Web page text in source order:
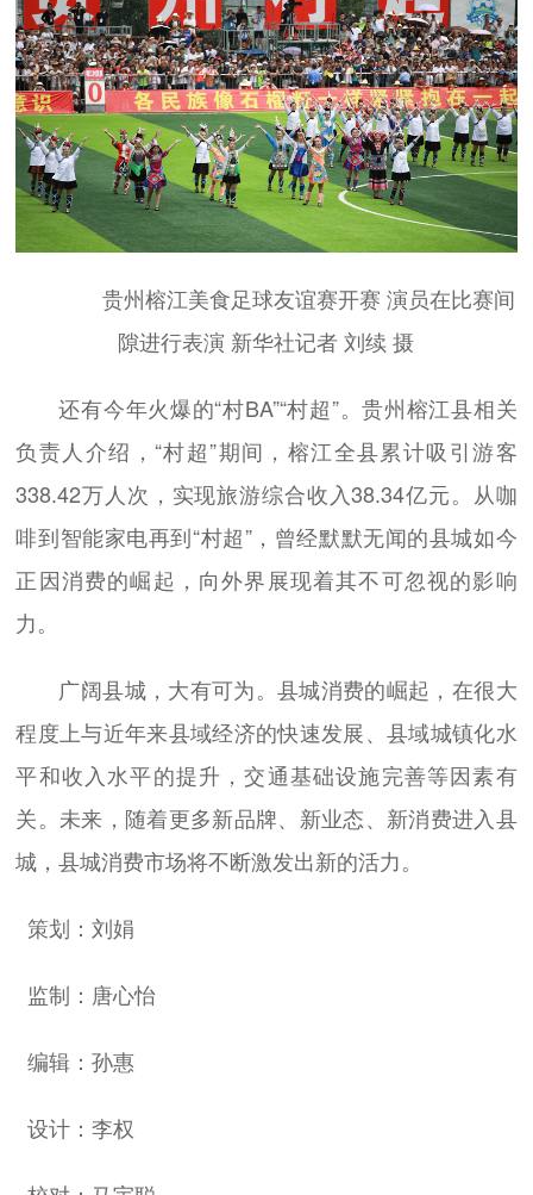
贵州榕江美食足球友谊赛开赛 演员在比赛间
隙进行表演 新华社记者 刘续 摄
还有今年火爆的“村BA”“村超”。贵州榕江县相关
负责人介绍，“村超”期间，榕江全县累计吸引游客
338.42万人次，实现旅游综合收入38.34亿元。从咖
啡到智能家电再到“村超”，曾经默默无闻的县城如今
正因消费的崛起，向外界展现着其不可忽视的影响
力。
广阔县城，大有可为。县城消费的崛起，在很大
程度上与近年来县域经济的快速发展、县域城镇化水
平和收入水平的提升，交通基础设施完善等因素有
关。未来，随着更多新品牌、新业态、新消费进入县
城，县城消费市场将不断激发出新的活力。
策划：刘娟
监制：唐心怡
编辑：孙惠
设计：李权